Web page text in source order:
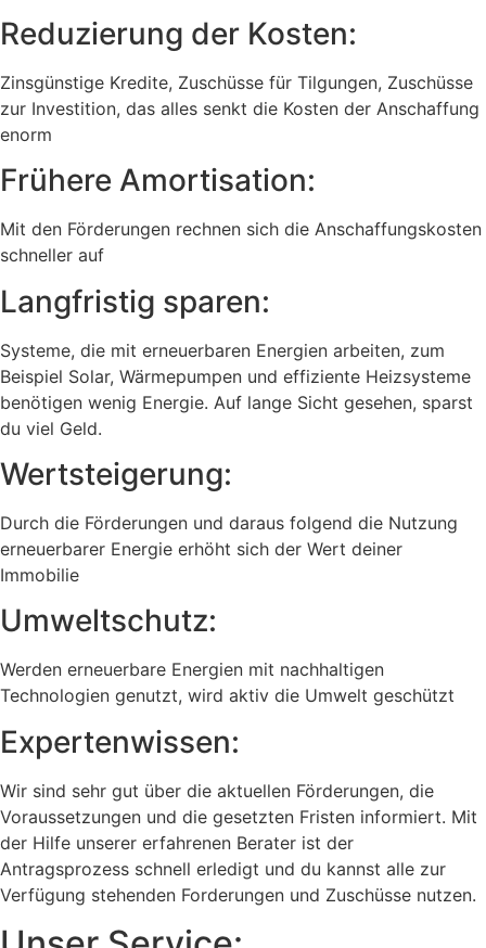
Reduzierung der Kosten:
Zinsgünstige Kredite, Zuschüsse für Tilgungen, Zuschüsse
zur Investition, das alles senkt die Kosten der Anschaffung
enorm
Frühere Amortisation:
Mit den Förderungen rechnen sich die Anschaffungskosten
schneller auf
Langfristig sparen:
Systeme, die mit erneuerbaren Energien arbeiten, zum
Beispiel Solar, Wärmepumpen und effiziente Heizsysteme
benötigen wenig Energie. Auf lange Sicht gesehen, sparst
du viel Geld.
Wertsteigerung:
Durch die Förderungen und daraus folgend die Nutzung
erneuerbarer Energie erhöht sich der Wert deiner
Immobilie
Umweltschutz:
Werden erneuerbare Energien mit nachhaltigen
Technologien genutzt, wird aktiv die Umwelt geschützt
Expertenwissen:
Wir sind sehr gut über die aktuellen Förderungen, die
Voraussetzungen und die gesetzten Fristen informiert. Mit
der Hilfe unserer erfahrenen Berater ist der
Antragsprozess schnell erledigt und du kannst alle zur
Verfügung stehenden Forderungen und Zuschüsse nutzen.